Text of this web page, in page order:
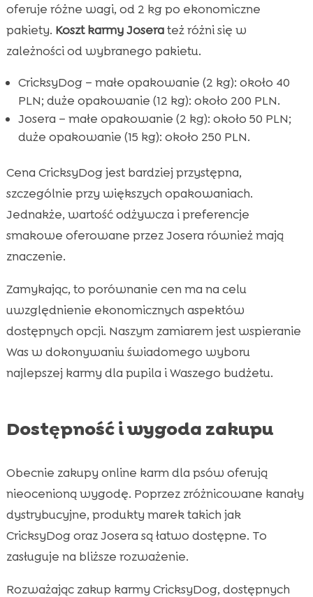
oferuje różne wagi, od 2 kg po ekonomiczne
pakiety. Koszt karmy Joserateż różni się w
zależności od wybranego pakietu.
CricksyDog – małe opakowanie (2 kg): około 40
PLN; duże opakowanie (12 kg): około 200 PLN.
Josera – małe opakowanie (2 kg): około 50 PLN;
duże opakowanie (15 kg): około 250 PLN.
Cena CricksyDog jest bardziej przystępna,
szczególnie przy większych opakowaniach.
Jednakże, wartość odżywcza i preferencje
smakowe oferowane przez Josera również mają
znaczenie.
Zamykając, to porównanie cen ma na celu
uwzględnienie ekonomicznych aspektów
dostępnych opcji. Naszym zamiarem jest wspieranie
Was w dokonywaniu świadomego wyboru
najlepszej karmy dla pupila i Waszego budżetu.
Dostępność i wygoda zakupu
Obecnie zakupy online karm dla psów oferują
nieocenioną wygodę. Poprzez zróżnicowane kanały
dystrybucyjne, produkty marek takich jak
CricksyDog oraz Josera są łatwo dostępne. To
zasługuje na bliższe rozważenie.
Rozważając zakup karmy CricksyDog, dostępnych